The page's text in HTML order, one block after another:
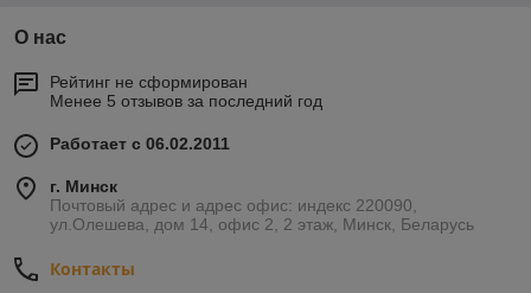
О нас
Рейтинг не сформирован
Менее 5 отзывов за последний год
Работает с 06.02.2011
г. Минск
Почтовый адрес и адрес офис: индекс 220090,
ул.Олешева, дом 14, офис 2, 2 этаж, Минск, Беларусь
Контакты